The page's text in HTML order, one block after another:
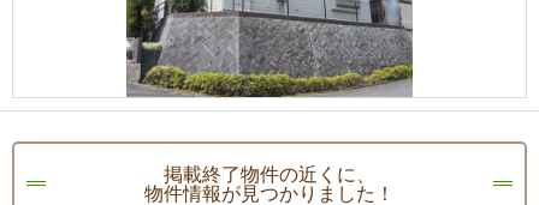
掲載終了物件の近くに、
物件情報が見つかりました！